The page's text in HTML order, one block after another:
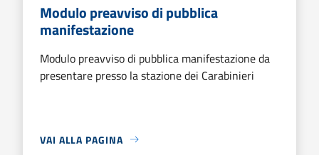
Modulo preavviso di pubblica
manifestazione
Modulo preavviso di pubblica manifestazione da
presentare presso la stazione dei Carabinieri
VAI ALLA PAGINA